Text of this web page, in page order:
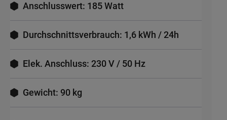
Anschlusswert: 185 Watt
Durchschnittsverbrauch: 1,6 kWh / 24h
Elek. Anschluss: 230 V / 50 Hz
Gewicht: 90 kg